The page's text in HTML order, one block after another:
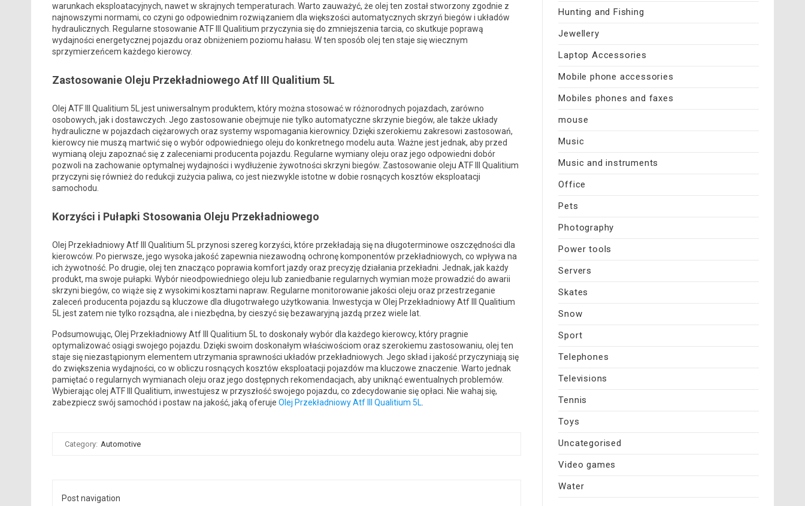
warunkach eksploatacyjnych, nawet w skrajnych temperaturach. Warto zauważyć, że olej ten został stworzony zgodnie z
najnowszymi normami, co czyni go odpowiednim rozwiązaniem dla większości automatycznych skrzyń biegów i układów
hydraulicznych. Regularne stosowanie ATF III Qualitium przyczynia się do zmniejszenia tarcia, co skutkuje poprawą
wydajności energetycznej pojazdu oraz obniżeniem poziomu hałasu. W ten sposób olej ten staje się wiecznym
sprzymierzeńcem każdego kierowcy.
Zastosowanie Oleju Przekładniowego Atf III Qualitium 5L
Olej ATF III Qualitium 5L jest uniwersalnym produktem, który można stosować w różnorodnych pojazdach, zarówno
osobowych, jak i dostawczych. Jego zastosowanie obejmuje nie tylko automatyczne skrzynie biegów, ale także układy
hydrauliczne w pojazdach ciężarowych oraz systemy wspomagania kierownicy. Dzięki szerokiemu zakresowi zastosowań,
kierowcy nie muszą martwić się o wybór odpowiedniego oleju do konkretnego modelu auta. Ważne jest jednak, aby przed
wymianą oleju zapoznać się z zaleceniami producenta pojazdu. Regularne wymiany oleju oraz jego odpowiedni dobór
pozwoli na zachowanie optymalnej wydajności i wydłużenie żywotności skrzyni biegów. Zastosowanie oleju ATF III Qualitium
przyczyni się również do redukcji zużycia paliwa, co jest niezwykle istotne w dobie rosnących kosztów eksploatacji
samochodu.
Korzyści i Pułapki Stosowania Oleju Przekładniowego
Olej Przekładniowy Atf III Qualitium 5L przynosi szereg korzyści, które przekładają się na długoterminowe oszczędności dla
kierowców. Po pierwsze, jego wysoka jakość zapewnia niezawodną ochronę komponentów przekładniowych, co wpływa na
ich żywotność. Po drugie, olej ten znacząco poprawia komfort jazdy oraz precyzję działania przekładni. Jednak, jak każdy
produkt, ma swoje pułapki. Wybór nieodpowiedniego oleju lub zaniedbanie regularnych wymian może prowadzić do awarii
skrzyni biegów, co wiąże się z wysokimi kosztami napraw. Regularne monitorowanie jakości oleju oraz przestrzeganie
zaleceń producenta pojazdu są kluczowe dla długotrwałego użytkowania. Inwestycja w Olej Przekładniowy Atf III Qualitium
5L jest zatem nie tylko rozsądna, ale i niezbędna, by cieszyć się bezawaryjną jazdą przez wiele lat.
Podsumowując, Olej Przekładniowy Atf III Qualitium 5L to doskonały wybór dla każdego kierowcy, który pragnie
optymalizować osiągi swojego pojazdu. Dzięki swoim doskonałym właściwościom oraz szerokiemu zastosowaniu, olej ten
staje się niezastąpionym elementem utrzymania sprawności układów przekładniowych. Jego skład i jakość przyczyniają się
do zwiększenia wydajności, co w obliczu rosnących kosztów eksploatacji pojazdów ma kluczowe znaczenie. Warto jednak
pamiętać o regularnych wymianach oleju oraz jego dostępnych rekomendacjach, aby uniknąć ewentualnych problemów.
Wybierając olej ATF III Qualitium, inwestujesz w przyszłość swojego pojazdu, co zdecydowanie się opłaci. Nie wahaj się,
zabezpiecz swój samochód i postaw na jakość, jaką oferuje Olej Przekładniowy Atf III Qualitium 5L
Category: Automotive
Post navigation
Hunting and Fishing
Jewellery
Laptop Accessories
Mobile phone accessories
Mobiles phones and faxes
mouse
Music
Music and instruments
Office
Pets
Photography
Power tools
Servers
Skates
Snow
Sport
Telephones
Televisions
Tennis
Toys
Uncategorised
Video games
Water